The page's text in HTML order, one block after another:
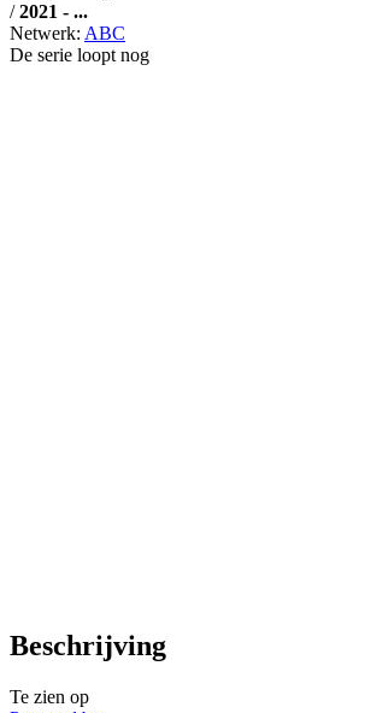
/ 2021 - ...
Netwerk: ABC
De serie loopt nog
Beschrijving
Te zien op